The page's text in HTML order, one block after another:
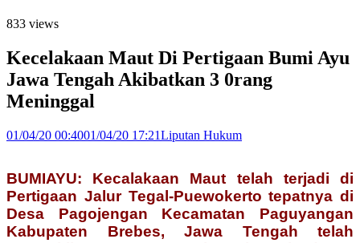
833 views
Kecelakaan Maut Di Pertigaan Bumi Ayu
Jawa Tengah Akibatkan 3 0rang
Meninggal
01/04/20 00:4001/04/20 17:21Liputan Hukum
BUMIAYU: Kecalakaan Maut telah terjadi di
Pertigaan Jalur Tegal-Puewokerto tepatnya di
Desa Pagojengan Kecamatan Paguyangan
Kabupaten Brebes, Jawa Tengah telah